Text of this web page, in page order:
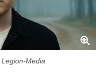
Media